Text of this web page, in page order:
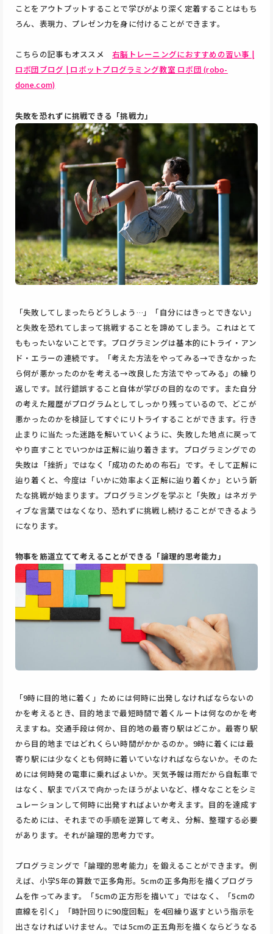
ことをアウトプットすることで学びがより深く定着することはもち
ろん、表現力、プレゼン力を身に付けることができます。
こちらの記事もオススメ右脳トレーニングにおすすめの習い事 |
ロボ団ブログ | ロボットプログラミング教室 ロボ団 (robo-
done.com)
失敗を恐れずに挑戦できる「挑戦力」
「失敗してしまったらどうしよう…」「自分にはきっとできない」
と失敗を恐れてしまって挑戦することを諦めてしまう。これはとて
ももったいないことです。プログラミングは基本的にトライ・アン
ド・エラーの連続です。「考えた方法をやってみる→できなかった
ら何が悪かったのかを考える→改良した方法でやってみる」の繰り
返しです。試行錯誤すること自体が学びの目的なのです。また自分
の考えた履歴がプログラムとしてしっかり残っているので、どこが
悪かったのかを検証してすぐにリトライすることができます。行き
止まりに当たった迷路を解いていくように、失敗した地点に戻って
やり直すことでいつかは正解に辿り着きます。プログラミングでの
失敗は「挫折」ではなく「成功のための布石」です。そして正解に
辿り着くと、今度は「いかに効率よく正解に辿り着くか」という新
たな挑戦が始まります。プログラミングを学ぶと「失敗」はネガテ
ィブな言葉ではなくなり、恐れずに挑戦し続けることができるよう
になります。
物事を筋道立てて考えることができる「論理的思考能力」
「9時に目的地に着く」ためには何時に出発しなければならないの
かを考えるとき、目的地まで最短時間で着くルートは何なのかを考
えますね。交通手段は何か、目的地の最寄り駅はどこか。最寄り駅
から目的地まではどれくらい時間がかかるのか。9時に着くには最
寄り駅には少なくとも何時に着いていなければならないか。そのた
めには何時発の電車に乗ればよいか。天気予報は雨だから自転車で
はなく、駅までバスで向かったほうがよいなど、様々なことをシミ
ュレーションして何時に出発すればよいか考えます。目的を達成す
るためには、それまでの手順を逆算して考え、分解、整理する必要
があります。それが論理的思考力です。
プログラミングで「論理的思考能力」を鍛えることができます。例
えば、小学5年の算数で正多角形。5cmの正多角形を描くプログラ
ムを作ってみます。「5cmの正方形を描いて」ではなく、「5cmの
直線を引く」「時計回りに90度回転」を4回繰り返すという指示を
出さなければいけません。では5cmの正五角形を描くならどうなる